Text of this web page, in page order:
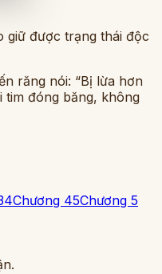
giữ được trạng thái độc
răng nói: “Bị lừa hơn
tim đóng băng, không
4Chương 45Chương 5